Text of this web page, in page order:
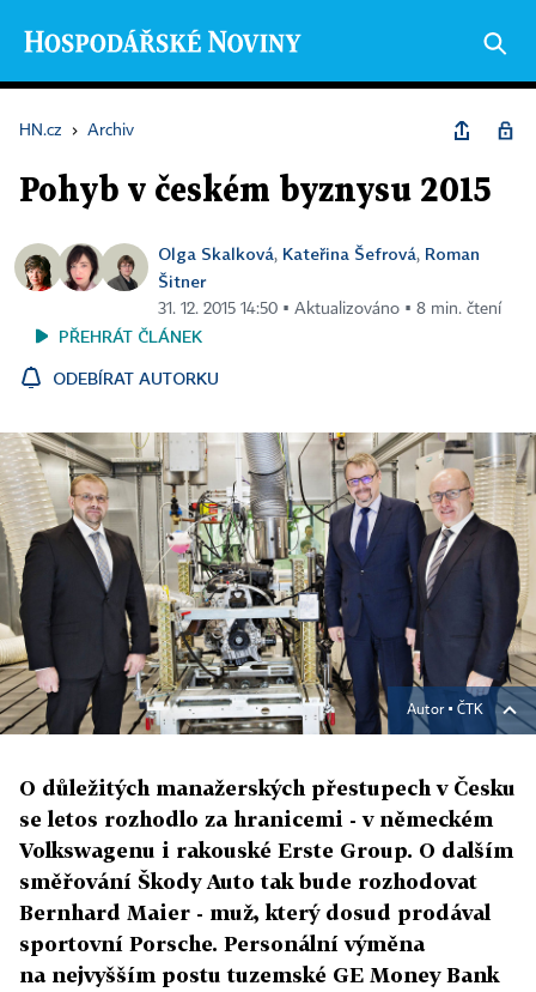
HN.cz › Archiv
Pohyb v českém byznysu 2015
Olga Skalková, Kateřina Šefrová, Roman
Šitner
31. 12. 2015 14:50 ▪ Aktualizováno ▪ 8 min. čtení
PŘEHRÁT ČLÁNEK
ODEBÍRAT AUTORKU
Autor ▪ ČTK
O důležitých manažerských přestupech v Česku
se letos rozhodlo za hranicemi - v německém
Volkswagenu i rakouské Erste Group. O dalším
směřování Škody Auto tak bude rozhodovat
Bernhard Maier - muž, který dosud prodával
sportovní Porsche. Personální výměna
na nejvyšším postu tuzemské GE Money Bank